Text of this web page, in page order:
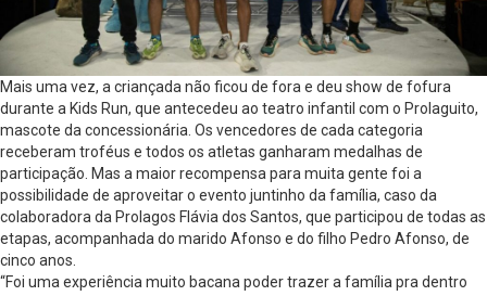
Mais uma vez, a criançada não ficou de fora e deu show de fofura
durante a Kids Run, que antecedeu ao teatro infantil com o Prolaguito,
mascote da concessionária. Os vencedores de cada categoria
receberam troféus e todos os atletas ganharam medalhas de
participação. Mas a maior recompensa para muita gente foi a
possibilidade de aproveitar o evento juntinho da família, caso da
colaboradora da Prolagos Flávia dos Santos, que participou de todas as
etapas, acompanhada do marido Afonso e do filho Pedro Afonso, de
cinco anos.
“Foi uma experiência muito bacana poder trazer a família pra dentro